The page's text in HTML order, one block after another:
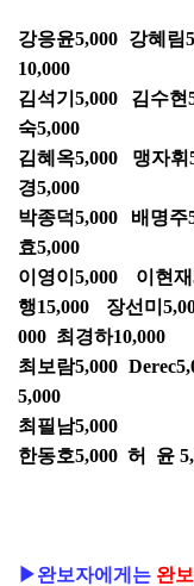
강응윤5,000 강혜림
10,000
김석기5,000 김수현
숙5,000
김혜옥5,000 맹자휘
경5,000
박종덕5,000 배명
효5,000
이영이5,000 이현
행15,000 장선미
000 최경하10,000
최보람5,000
5,000
최필남5,000
한동호5,000 허 윤
▶완보자에게는 완